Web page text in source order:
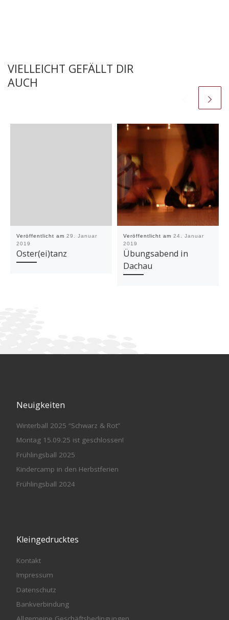
VIELLEICHT GEFÄLLT DIR
AUCH
Veröffentlicht am 29. Januar
2019
Oster(ei)tanz
Veröffentlicht am 24. Januar
2019
Übungsabend in
Dachau
Neuigkeiten
Winterball 2025 “Schwarz & Rot”
Montag 15.09.25 ist geschlossen!
Frühlingsball 2025
Kindercamp in den Herbstferien
Frühlingsball 2024
Kleingedrucktes
Kontakt
Impressum
Datenschutz
Bankverbindung